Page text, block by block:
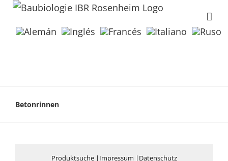
Betonrinnen
Produktsuche| Impressum | Datenschutz